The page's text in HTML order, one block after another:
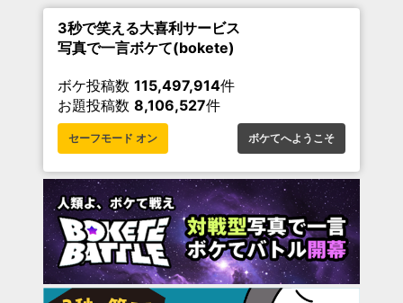
3秒で笑える大喜利サービス
写真で一言ボケて(bokete)
ボケ投稿数 115,497,914件
お題投稿数 8,106,527件
セーフモード オン ボケてへようこそ